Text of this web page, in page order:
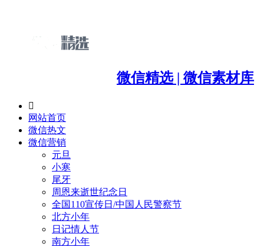
微信精选 | 微信素材库

网站首页
微信热文
微信营销
元旦
小寒
尾牙
周恩来逝世纪念日
全国110宣传日/中国人民警察节
北方小年
日记情人节
南方小年